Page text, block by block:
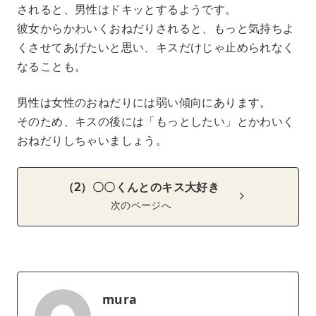
されると、男性はドキッとするようです。
彼女からかわいくおねだりされると、もっと気持ちよ
くさせてあげたいと思い、キスだけじゃ止められなく
なることも。
男性は女性のおねだりには弱い傾向にあります。
そのため、キスの後には「もっとしたい」とかわいく
おねだりしちゃいましょう。
（2）〇〇くんとのキス大好き
次のページへ
mura